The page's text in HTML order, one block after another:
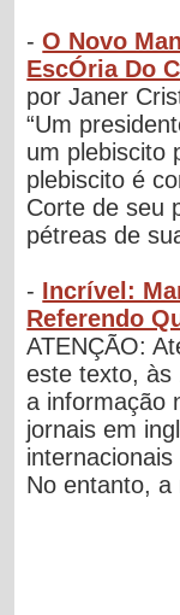
-O Novo
EscÓria Do
por Janer
“Um
um plebiscito
plebiscito é
Corte de seu
pétreas de
- Incrível:
Referendo
ATENÇÃO:
este texto, às
a informação
jornais em
No entanto, a